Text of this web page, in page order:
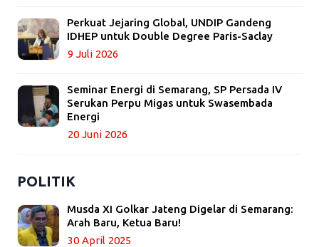
Perkuat Jejaring Global, UNDIP Gandeng
IDHEP untuk Double Degree Paris-Saclay
9 Juli 2026
Seminar Energi di Semarang, SP Persada IV
Serukan Perpu Migas untuk Swasembada
Energi
20 Juni 2026
POLITIK
Musda XI Golkar Jateng Digelar di Semarang:
Arah Baru, Ketua Baru!
30 April 2025